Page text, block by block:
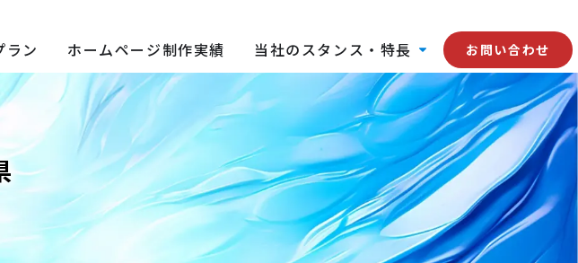
ラン ホームページ制作実績 当社のスタンス・特長 お問い合わせ